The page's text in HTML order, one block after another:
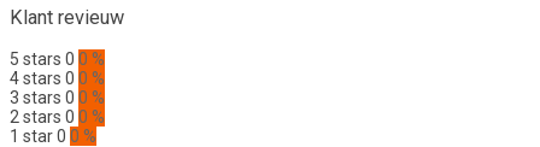
Klant revieuw
5 stars 0 0 %
4 stars 0 0 %
3 stars 0 0 %
2 stars 0 0 %
1 star0 0 %